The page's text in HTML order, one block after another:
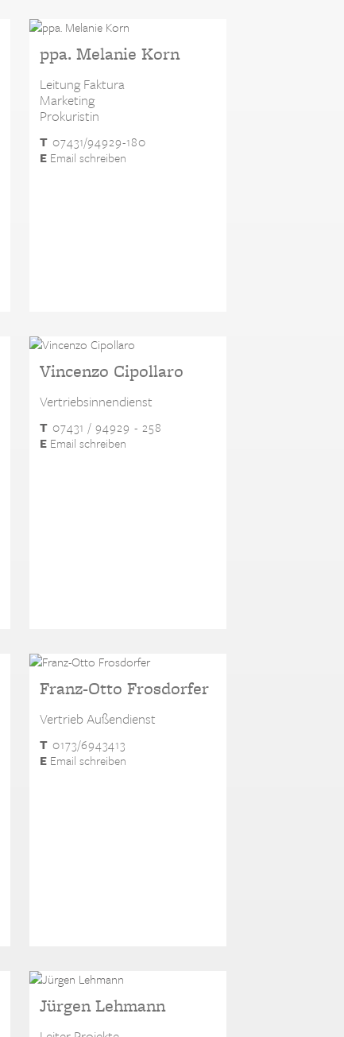
ppa. Melanie Korn
Leitung Faktura
Marketing
Prokuristin
T 07431/94929-180
EEmail schreiben
Vincenzo Cipollaro
Vertriebsinnendienst
T 07431 / 94929 - 258
EEmail schreiben
Franz-Otto Frosdorfer
Vertrieb Außendienst
T 0173/6943413
EEmail schreiben
Jürgen Lehmann